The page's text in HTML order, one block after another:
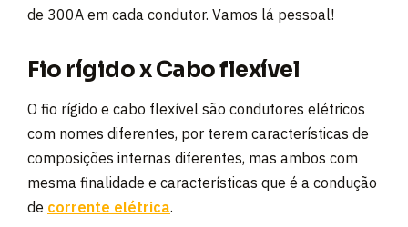
de 300A em cada condutor. Vamos lá pessoal!
Fio rígido x Cabo flexível
O fio rígido e cabo flexível são condutores elétricos
com nomes diferentes, por terem características de
composições internas diferentes, mas ambos com
mesma finalidade e características que é a condução
de corrente elétrica.